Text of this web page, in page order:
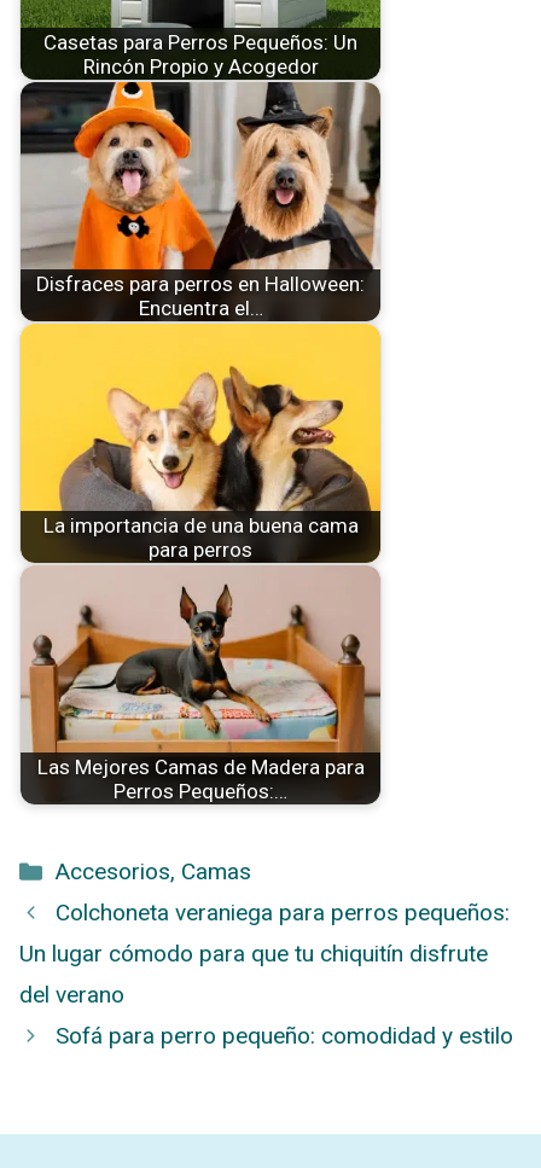
d
e
o
Casetas para Perros Pequeños: Un
Rincón Propio y Acogedor
Disfraces para perros en Halloween:
Encuentra el…
La importancia de una buena cama
para perros
Las Mejores Camas de Madera para
Perros Pequeños:…
Categorías
Accesorios, Camas
Colchoneta veraniega para perros pequeños:
Un lugar cómodo para que tu chiquitín disfrute
del verano
Sofá para perro pequeño: comodidad y estilo